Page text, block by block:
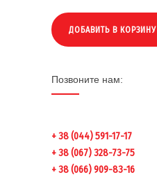
ДОБАВИТЬ В КОРЗИНУ
Позвоните нам:
+ 38 (044) 591-17-17
+ 38 (067) 328-73-75
+ 38 (066) 909-83-16